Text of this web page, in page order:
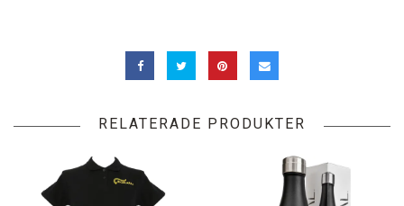
RELATERADE PRODUKTER